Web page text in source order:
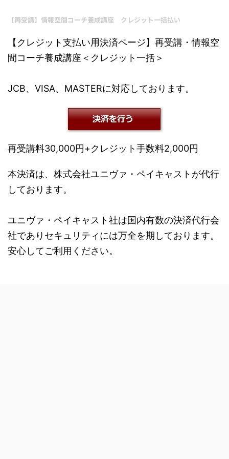
【再受講】情報空間コーチ養成講座 クレジット一括払い
【クレジット支払い用決済ページ】再受講・情報空
間コーチ養成講座＜クレジット一括＞
JCB、VISA、MASTERに対応しております。
再受講料30,000円+クレジット手数料2,000円
本決済は、株式会社ユニヴァ・ペイキャストが代行
しております。
ユニヴァ・ペイキャスト社は国内有数の決済代行会
社でありセキュリティには万全を期しております。
安心してご利用ください。